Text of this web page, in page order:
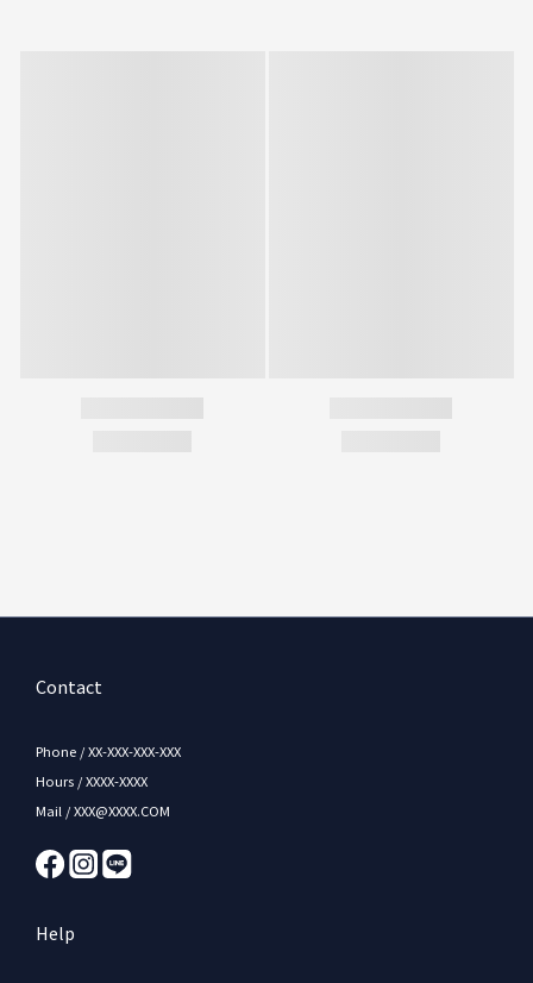
Contact
Phone / XX-XXX-XXX-XXX
Hours / XXXX-XXXX
Mail / XXX@XXXX.COM
Help